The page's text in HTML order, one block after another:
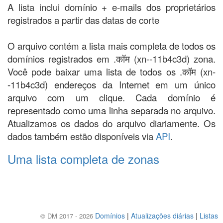
A lista inclui domínio + e-mails dos proprietários
registrados a partir das datas de corte
O arquivo contém a lista mais completa de todos os
domínios registrados em .कॉम (xn--11b4c3d) zona.
Você pode baixar uma lista de todos os .कॉम (xn-
-11b4c3d) endereços da Internet em um único
arquivo com um clique. Cada domínio é
representado como uma linha separada no arquivo.
Atualizamos os dados do arquivo diariamente. Os
dados também estão disponíveis viaAPI.
Uma lista completa de zonas
© DM 2017 - 2026 Domínios | Atualizações diárias | Listas